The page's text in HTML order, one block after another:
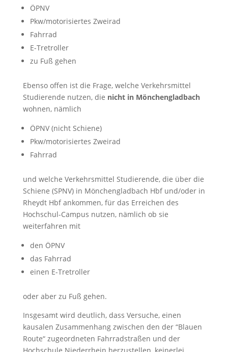
ÖPNV
Pkw/motorisiertes Zweirad
Fahrrad
E-Tretroller
zu Fuß gehen
Ebenso offen ist die Frage, welche Verkehrsmittel
Studierende nutzen, die nicht in Mönchengladbach
wohnen, nämlich
ÖPNV (nicht Schiene)
Pkw/motorisiertes Zweirad
Fahrrad
und welche Verkehrsmittel Studierende, die über die
Schiene (SPNV) in Mönchengladbach Hbf und/oder in
Rheydt Hbf ankommen, für das Erreichen des
Hochschul-Campus nutzen, nämlich ob sie
weiterfahren mit
den ÖPNV
das Fahrrad
einen E-Tretroller
oder aber zu Fuß gehen.
Insgesamt wird deutlich, dass Versuche, einen
kausalen Zusammenhang zwischen den der “Blauen
Route“ zugeordneten Fahrradstraßen und der